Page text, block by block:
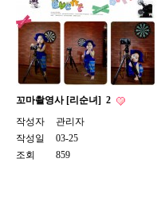
꼬마촬영사 [리순녀] 2
작성자
관리자
작성일
03-25
조회
859